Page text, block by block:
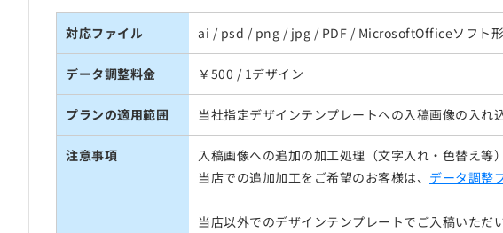
対応ファイル ai / psd / png / jpg / PDF / MicrosoftOfficeソフト
データ調整料金 ￥500 / 1デザイン
プランの適用範囲 当社指定デザインテンプレートへの入稿画像の入れ
注意事項
入稿画像への追加の加工処理（文字入れ・色替え等
当店での追加加工をご希望のお客様は、 データ調整
当店以外でのデザインテンプレートでご入稿いた